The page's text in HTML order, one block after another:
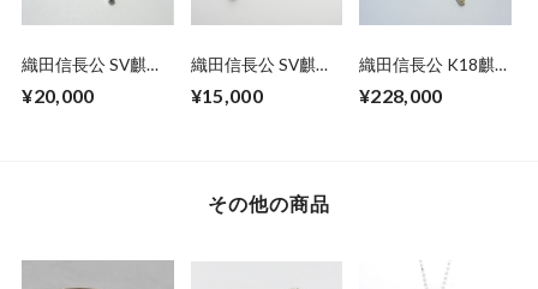
織田信長公 SV麒麟
トネックレス
¥20,000
織田信長公 SV麒麟
ックレス
¥15,000
織田信長公 K18麒
ネックレス
¥228,000
その他の商品